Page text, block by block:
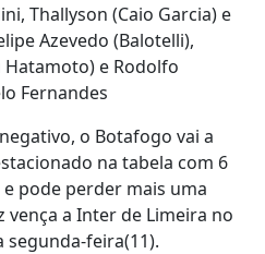
Thallyson (Caio Garcia) e
Azevedo (Balotelli),
e Rodolfo
Fernandes
o Botafogo vai a
na tabela com 6
pode perder mais uma
vença a Inter de Limeira no
feira(11).